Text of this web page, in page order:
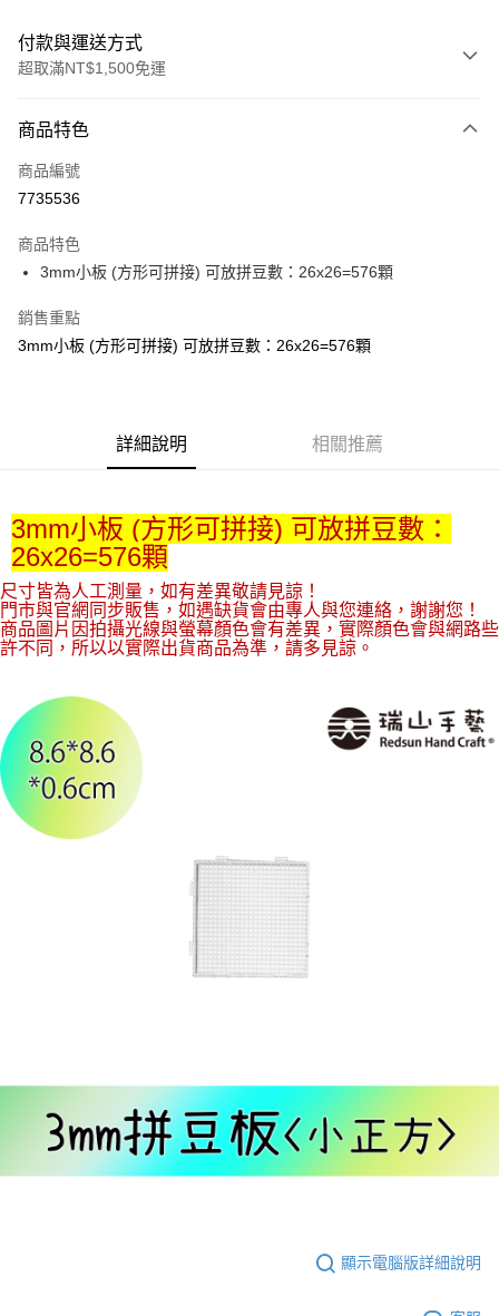
付款與運送方式
超取滿NT$1,500免運
信用卡一次付款
超商取貨付款
街口支付
悠遊付
付款後全家取貨
7-11取貨付款
每筆NT$60，滿NT$1,500(含以上)免運費
付款後7-11取貨
每筆NT$60，滿NT$1,500(含以上)免運費
每筆NT$130，滿NT$2,000(含以上)免運費
國家/地區配送-香港(順豐快遞)
商品特色
商品編號
7735536
商品特色
3mm小板 (方形可拼接) 可放拼豆數：26x26=576顆
銷售重點
3mm小板 (方形可拼接) 可放拼豆數：26x26=576顆
詳細說明 相關推薦
3mm小板 (方形可拼接) 可放拼豆數：
26x26=576顆
尺寸皆為人工測量，如有差異敬請見諒！
門市與官網同步販售，如遇缺貨會由專人與您連絡，謝謝您！
商品圖片因拍攝光線與螢幕顏色會有差異，實際顏色會與網路些
許不同，所以以實際出貨商品為準，請多見諒。
顯示電腦版詳細說明